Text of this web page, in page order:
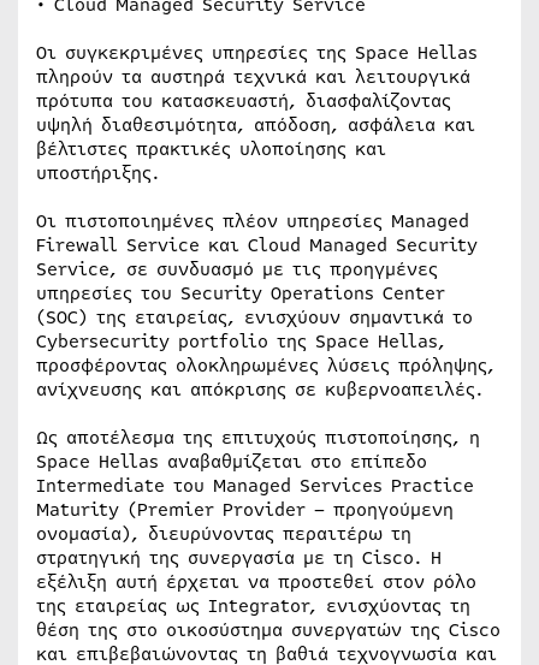
Οι συγκεκριμένες υπηρεσίες της Space Hellas
πληρούν τα αυστηρά τεχνικά και λειτουργικά
πρότυπα του κατασκευαστή, διασφαλίζοντας
υψηλή διαθεσιμότητα, απόδοση, ασφάλεια και
βέλτιστες πρακτικές υλοποίησης και
υποστήριξης.
Οι πιστοποιημένες πλέον υπηρεσίες Managed
Firewall Service και Cloud Managed Security
Service, σε συνδυασμό με τις προηγμένες
υπηρεσίες του Security Operations Center
(SOC) της εταιρείας, ενισχύουν σημαντικά το
Cybersecurity portfolio της Space Hellas,
προσφέροντας ολοκληρωμένες λύσεις πρόληψης,
ανίχνευσης και απόκρισης σε κυβερνοαπειλές.
Ως αποτέλεσμα της επιτυχούς πιστοποίησης, η
Space Hellas αναβαθμίζεται στο επίπεδο
Intermediate του Managed Services Practice
Maturity (Premier Provider – προηγούμενη
ονομασία), διευρύνοντας περαιτέρω τη
στρατηγική της συνεργασία με τη Cisco. Η
εξέλιξη αυτή έρχεται να προστεθεί στον ρόλο
της εταιρείας ως Integrator, ενισχύοντας τη
θέση της στο οικοσύστημα συνεργατών της Cisco
και επιβεβαιώνοντας τη βαθιά τεχνογνωσία και